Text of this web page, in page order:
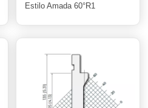
Estilo Amada 60°R1